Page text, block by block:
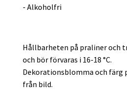
- Alkoholfri
Hållbarheten på praliner och
och bör förvaras i 16-18 °C.
Dekorationsblomma och färg
från bild.